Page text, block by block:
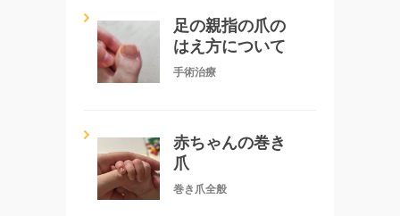
足の親指の爪の
はえ方について
手術治療
赤ちゃんの巻き
爪
巻き爪全般